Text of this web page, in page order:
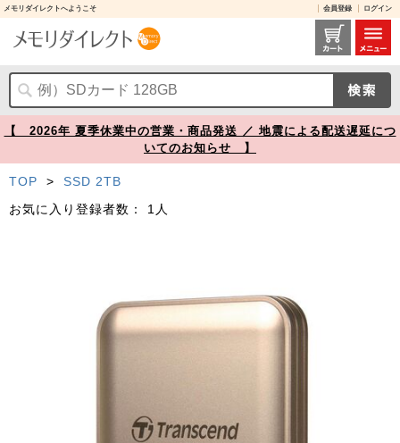
メモリダイレクトへようこそ 会員登録 ログイン
ポータブルSSD 2TB MagSafe対応 USB-C接続 USB 20Gbps 最大2000MB/s ゴールド Transcend ESD420【メモリダイレクト】
【 2026年 夏季休業中の営業・商品発送 ／ 地震による配送遅延につ
いてのお知らせ 】
TOP >
SSD 2TB
お気に入り登録者数：
1人